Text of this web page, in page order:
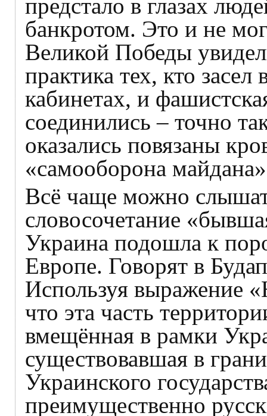
предстало в глазах
банкротом. Это и не
Великой Победы
практика тех, кто
кабинетах, и
соединились – точно
оказались повязаны
«самооборона
Всё чаще можно
словосочетание
Украина подошла к
Европе. Говорят в
Используя выражение
что эта часть
вмещённая в рамки
существовавшая в
Украинского
преимущественно